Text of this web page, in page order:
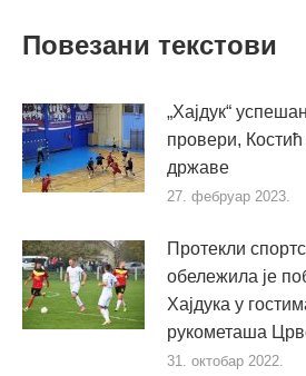
Повезани текстови
„Хајдук“
провери,
државе
27. фебруар 2023.
Протекли
обележила је
Хајдука у
рукометаша
31. октобар 2022.